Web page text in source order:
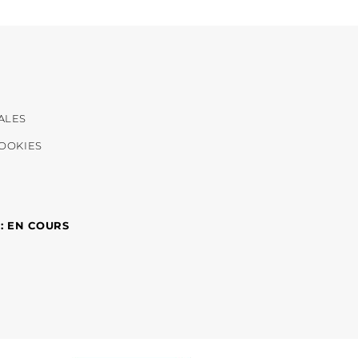
EN COURS